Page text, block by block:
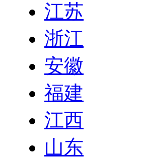
江苏
浙江
安徽
福建
江西
山东